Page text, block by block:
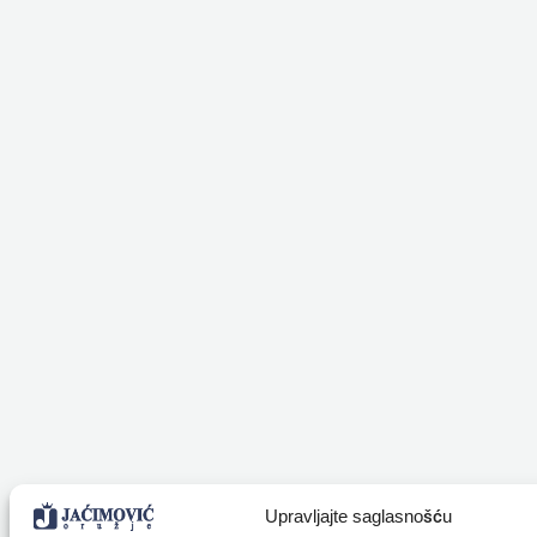
Upravljajte saglasnošću